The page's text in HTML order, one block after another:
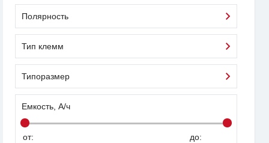
Полярность
Тип клемм
Типоразмер
Емкость, А/ч
от: до: